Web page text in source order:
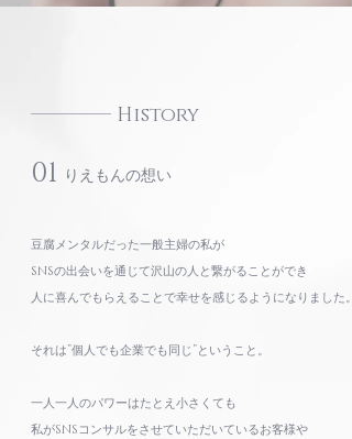
History
01 りえもんの想い
豆腐メンタルだった一般主婦の私が
SNSの出会いを通じて沢山の人と繋がることができ
人に喜んでもらえることで幸せを感じるようになりました。
それは”個人でも企業でも同じ”ということ。
一人一人のパワーはたとえ小さくても
私がSNSコンサルをさせていただいているお客様や